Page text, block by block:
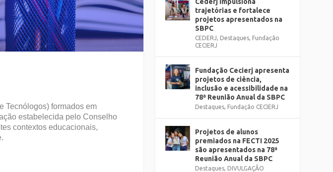
Tecnólogos) formados em
estabelecida pelo Conselho
contextos educacionais,
trajetórias e fortalece
projetos apresentados na
SBPC
CEDERJ, Destaques, Fundação
CECIERJ
Fundação Cecierj apresenta
projetos de ciência,
inclusão e acessibilidade na
78ª Reunião Anual da SBPC
Destaques, Fundação CECIERJ
Projetos de alunos
premiados na FECTI 2025
são apresentados na 78ª
Reunião Anual da SBPC
Destaques, DIVULGAÇÃO